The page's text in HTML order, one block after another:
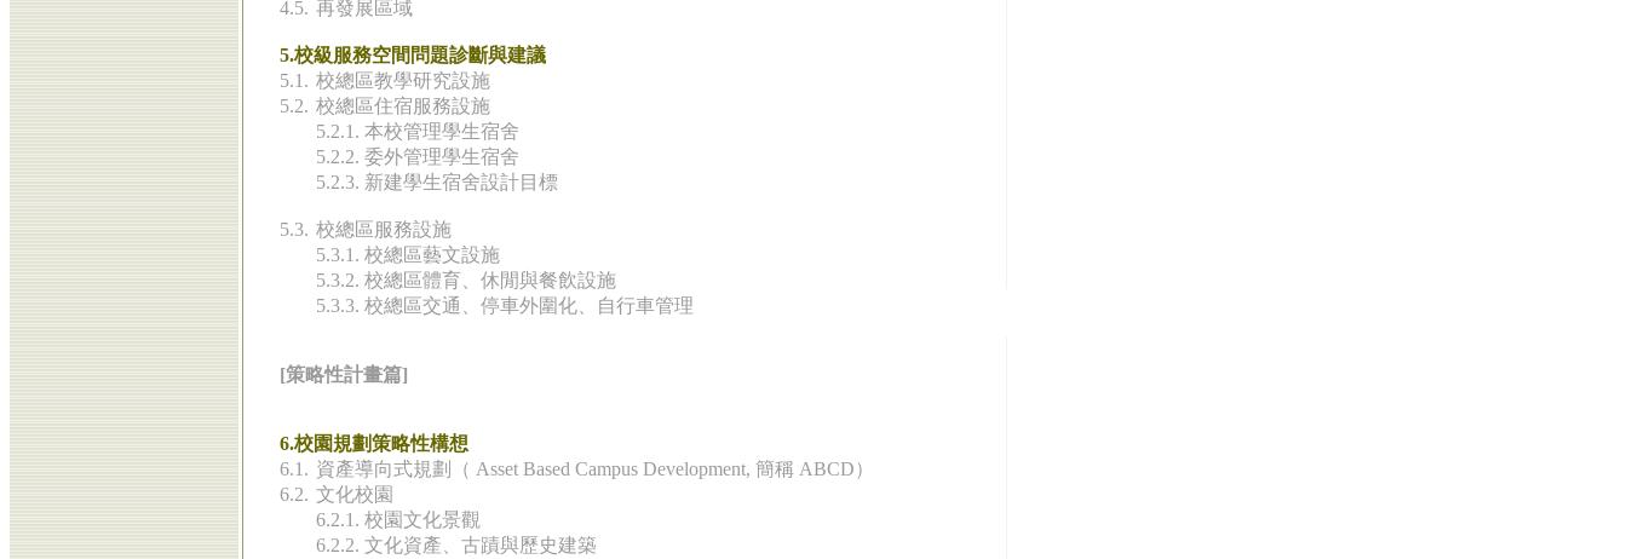
4.5. 再發展區域
5.校級服務空間問題診斷與建議
5.1. 校總區教學研究設施
5.2. 校總區住宿服務設施
5.2.1. 本校管理學生宿舍
5.2.2. 委外管理學生宿舍
5.2.3. 新建學生宿舍設計目標
5.3. 校總區服務設施
5.3.1. 校總區藝文設施
5.3.2. 校總區體育、休閒與餐飲設施
5.3.3. 校總區交通、停車外圍化、自行車管理
[策略性計畫篇]
6.校園規劃策略性構想
6.1. 資產導向式規劃（ Asset Based Campus Development, 簡稱 ABCD）
6.2. 文化校園
6.2.1. 校園文化景觀
6.2.2. 文化資產、古蹟與歷史建築